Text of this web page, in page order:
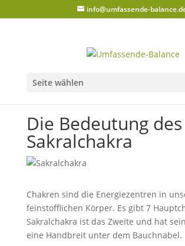
info@umfassende-
Seite wählen
Die Bedeutung des
Sakralchakra
Chakren sind die Energiezentren in
feinstofflichen Körper. Es gibt 7
Sakralchakra ist das Zweite und hat
eine Handbreit unter dem Bauchnabel.